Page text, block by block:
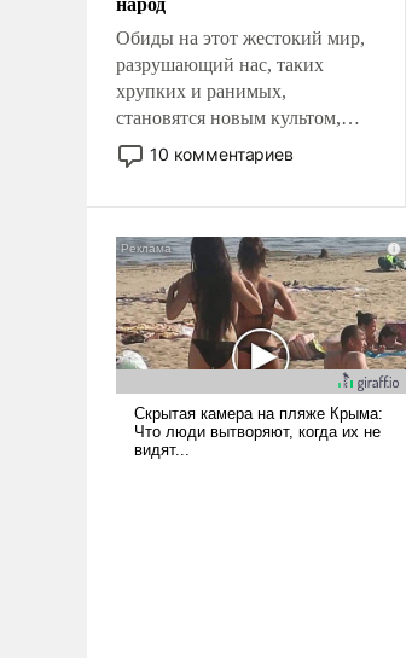
Обиды на этот жестокий мир,
разрушающий нас, таких
хрупких и ранимых,
становятся новым культом,
постепенно вытесняя и
отменяя традиционное
ударами судьбы, брать на себя
ответственность, помогать
слабым, идти вперед и
адаптироваться.
10 комментариев